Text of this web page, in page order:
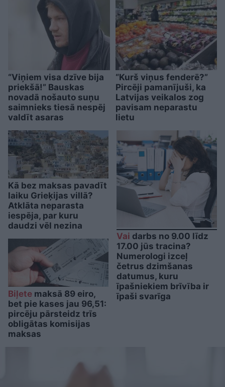
“Viņiem visa dzīve bija
priekšā!” Bauskas
novadā nošauto suņu
saimnieks tiesā nespēj
valdīt asaras
“Kurš viņus fenderē?”
Pircēji pamanījuši, ka
Latvijas veikalos zog
pavisam neparastu
lietu
Kā bez maksas pavadīt
laiku Grieķijas villā?
Atklāta neparasta
iespēja, par kuru
daudzi vēl nezina
Biļete maksā 89 eiro,
bet pie kases jau 96,51:
pircēju pārsteidz trīs
obligātas komisijas
maksas
Vai darbs no 9.00 līdz
17.00 jūs tracina?
Numerologi izceļ
četrus dzimšanas
datumus, kuru
īpašniekiem brīvība ir
īpaši svarīga